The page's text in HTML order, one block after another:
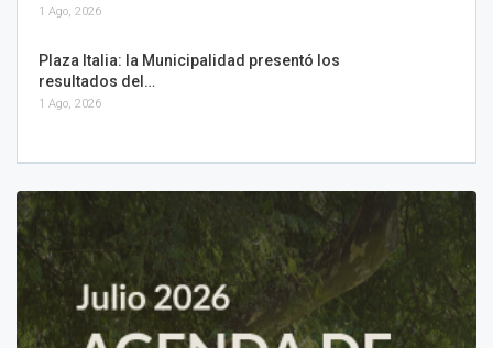
1 Ago, 2026
Plaza Italia: la Municipalidad presentó los
resultados del…
1 Ago, 2026